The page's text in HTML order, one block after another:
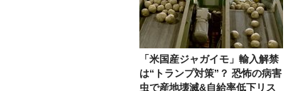
「米国産ジャガイモ」輸入解禁
は“トランプ対策”？ 恐怖の病害
虫で産地壊滅&自給率低下リス